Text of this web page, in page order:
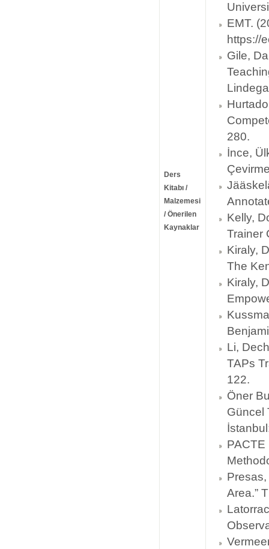
Ders
Kitabı /
Malzemesi
/ Önerilen
Kaynaklar
EMT.
https://
Gile,
280.
İnce,
Kelly,
Trainer
Kiraly,
The
Kiraly,
Li,
TAPs
122.
Öner
Güncel
PACTE
Area.”